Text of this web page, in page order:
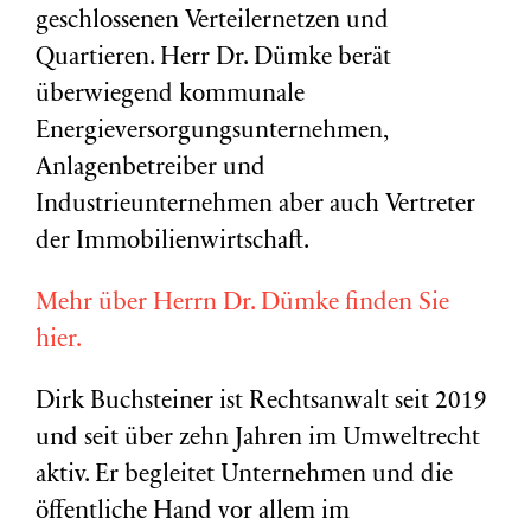
geschlossenen Verteilernetzen und
Quartieren. Herr Dr. Dümke berät
überwiegend kommunale
Energieversorgungsunternehmen,
Anlagenbetreiber und
Industrieunternehmen aber auch Vertreter
der Immobilienwirtschaft.
Mehr über Herrn Dr. Dümke finden Sie
hier.
Dirk Buchsteiner ist Rechtsanwalt seit 2019
und seit über zehn Jahren im Umweltrecht
aktiv. Er begleitet Unternehmen und die
öffentliche Hand vor allem im